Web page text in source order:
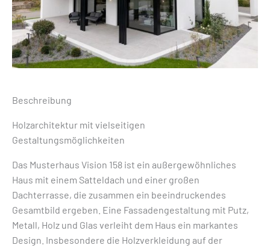
Beschreibung
Holzarchitektur mit vielseitigen
Gestaltungsmöglichkeiten
Das Musterhaus Vision 158 ist ein außergewöhnliches
Haus mit einem Satteldach und einer großen
Dachterrasse, die zusammen ein beeindruckendes
Gesamtbild ergeben. Eine Fassadengestaltung mit Putz,
Metall, Holz und Glas verleiht dem Haus ein markantes
Design. Insbesondere die Holzverkleidung auf der